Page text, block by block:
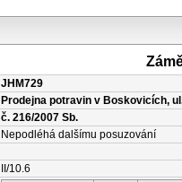
JHM729
Prodejna potravin v Boskovicích,
č. 216/2007 Sb.
Nepodléhá dalšímu posuzování
II/10.6